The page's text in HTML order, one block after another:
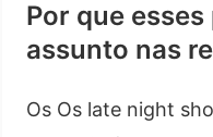
Por que
assunto nas
Os Os late night